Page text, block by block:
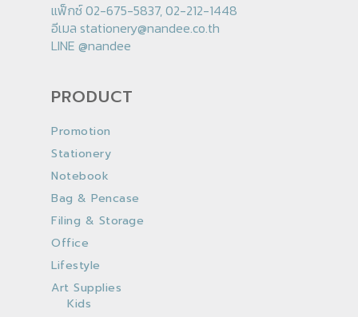
แฟ็กซ์ 02-675-5837, 02-212-1448
อีเมล stationery@nandee.co.th
LINE @nandee
PRODUCT
Promotion
Stationery
Notebook
Bag & Pencase
Filing & Storage
Office
Lifestyle
Art Supplies
Kids